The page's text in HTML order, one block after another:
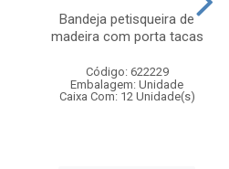
Bandeja petisqueira de
madeira com porta tacas
Código: 622229
Embalagem: Unidade
Caixa Com: 12 Unidade(s)